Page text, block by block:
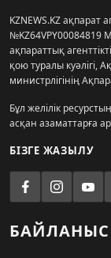
KZNEWS.KZ ақпарат
№KZ64VPY00084819
ақпараттық
қою туралы куәлігі,
министрлігінің
Бұл желілік
асқан азаматтарға
БІЗГЕ ЖАЗЫЛУ
БАЙЛАНЫС